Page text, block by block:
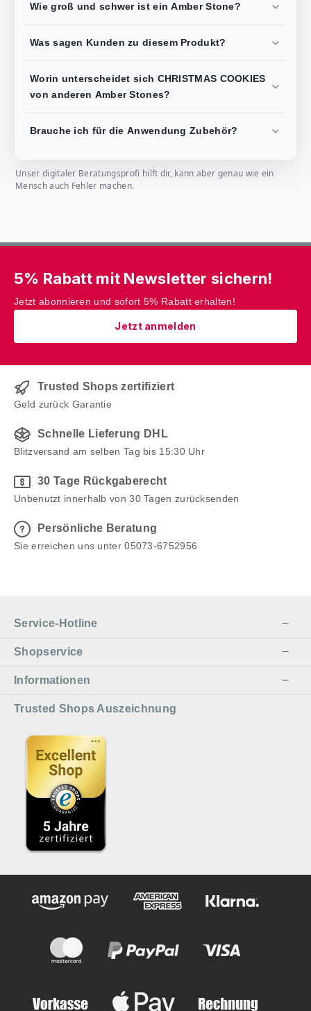
Wie groß und schwer ist ein Amber Stone?
Was sagen Kunden zu diesem Produkt?
Worin unterscheidet sich CHRISTMAS COOKIES
von anderen Amber Stones?
Brauche ich für die Anwendung Zubehör?
Unser digitaler Beratungsprofi hilft dir, kann aber genau wie ein
Mensch auch Fehler machen.
5% Rabatt mit Newsletter sichern!
Jetzt abonnieren und sofort 5% Rabatt erhalten!
Jetzt anmelden
Trusted Shops zertifiziert
Geld zurück Garantie
Schnelle Lieferung DHL
Blitzversand am selben Tag bis 15:30 Uhr
30 Tage Rückgaberecht
Unbenutzt innerhalb von 30 Tagen zurücksenden
Persönliche Beratung
Sie erreichen uns unter 05073-6752956
Service-Hotline
Shopservice
Informationen
Trusted Shops Auszeichnung